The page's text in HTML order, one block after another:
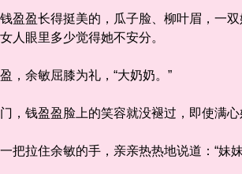
盈长得挺美的，瓜子脸、柳叶眉，一双
人眼里多少觉得她不安分。
余敏屈膝为礼，“大奶奶。”
钱盈盈脸上的笑容就没褪过，即使满心
拉住余敏的手，亲亲热热地说道：“妹